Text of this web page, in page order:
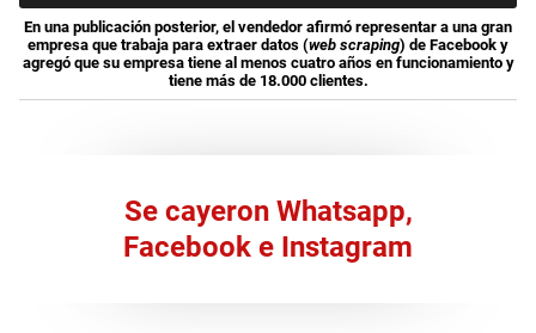
En una publicación posterior, el vendedor afirmó representar a una gran
empresa que trabaja para extraer datos (web scraping) de Facebook y
agregó que su empresa tiene al menos cuatro años en funcionamiento y
tiene más de 18.000 clientes.
Se cayeron Whatsapp,
Facebook e Instagram